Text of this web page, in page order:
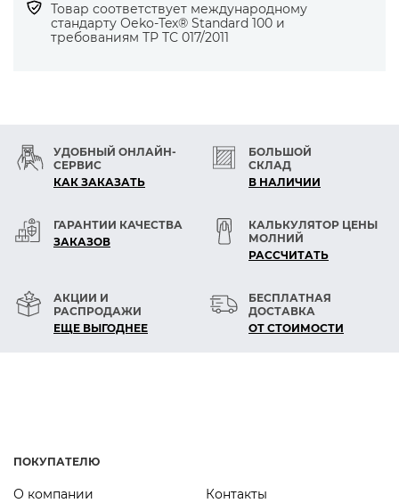
Какой дизайн
Минимум металла в верхней части, только
— Не требуется предварительная пробивка.
— Зубчики прочно держат кнопку и не
повреждают материал.
Разрешается стирка и химчистка.
Товар соответствует международному
стандарту Оеko-Tex® Standard 100 и
требованиям ТР ТС 017/2011
УДОБНЫЙ ОНЛАЙН-
СЕРВИС
КАК ЗАКАЗАТЬ
БОЛЬШОЙ
СКЛАД
В НАЛИЧИИ
ГАРАНТИИ КАЧЕСТВА
ЗАКАЗОВ
КАЛЬКУЛЯТОР ЦЕНЫ
МОЛНИЙ
РАСCЧИТАТЬ
АКЦИИ И
РАСПРОДАЖИ
ЕЩЕ ВЫГОДНЕЕ
БЕСПЛАТНАЯ
ДОСТАВКА
ОТ СТОИМОСТИ
ПОКУПАТЕЛЮ
О компании
Контакты